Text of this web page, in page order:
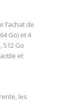
l’achat de
Go) et 4
512 Go
et
les